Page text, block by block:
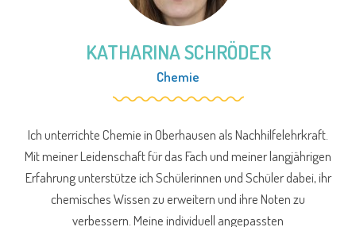
KATHARINA SCHRÖDER
Chemie
Ich unterrichte Chemie in Oberhausen als Nachhilfelehrkraft.
Mit meiner Leidenschaft für das Fach und meiner langjährigen
Erfahrung unterstütze ich Schülerinnen und Schüler dabei, ihr
chemisches Wissen zu erweitern und ihre Noten zu
verbessern. Meine individuell angepassten